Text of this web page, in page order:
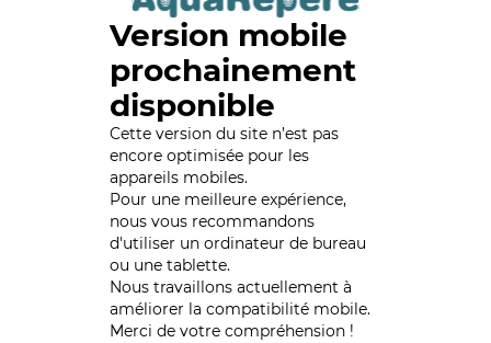
Version mobile
prochainement
disponible
Cette version du site n’est pas
encore optimisée pour les
appareils mobiles.
Pour une meilleure expérience,
nous vous recommandons
d'utiliser un ordinateur de bureau
ou une tablette.
Nous travaillons actuellement à
améliorer la compatibilité mobile.
Merci de votre compréhension !